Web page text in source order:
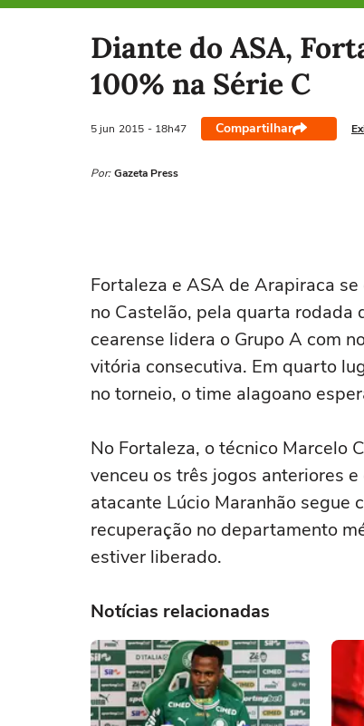
Selecione o time para ver as notícias
Diante do ASA,
100% na Série C
5 jun 2015 - 18h47 Compartilhar
Por: Gazeta Press
Fortaleza e ASA de Arapiraca
no Castelão, pela quarta rodada
cearense lidera o Grupo A com
vitória consecutiva. Em quarto
no torneio, o time alagoano
No Fortaleza, o técnico Marcelo
venceu os três jogos anteriores
atacante Lúcio Maranhão segue
recuperação no departamento
estiver liberado.
Notícias relacionadas